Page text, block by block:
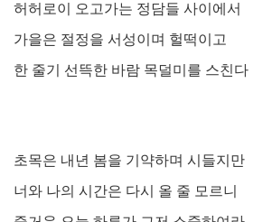
허허로이 오고가는 정담들 사이에서
가을은 절정을 서성이며 헐떡이고
한 줄기 선뜩한 바람 목덜미를 스친다
초목은 내년 봄을 기약하며 시들지만
너와 나의 시간은 다시 올 줄 모르니